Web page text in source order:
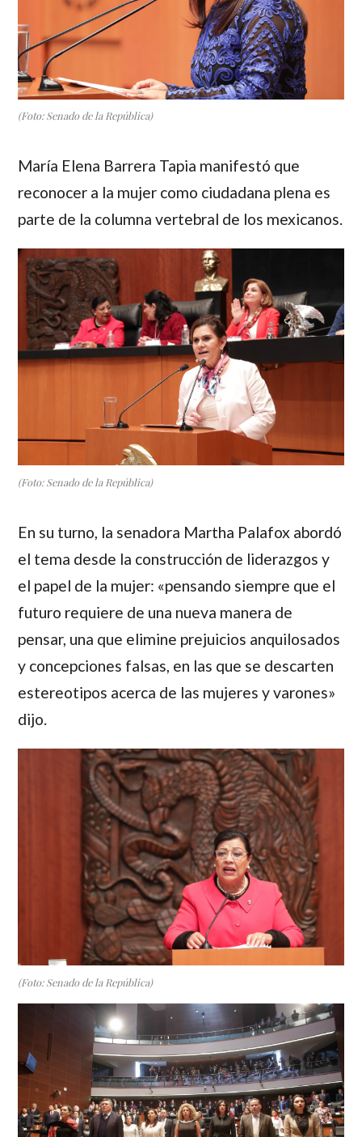
(Foto: Senado de la República)
María Elena Barrera Tapia manifestó que
reconocer a la mujer como ciudadana plena es
parte de la columna vertebral de los mexicanos.
(Foto: Senado de la República)
En su turno, la senadora Martha Palafox abordó
el tema desde la construcción de liderazgos y
el papel de la mujer: «pensando siempre que el
futuro requiere de una nueva manera de
pensar, una que elimine prejuicios anquilosados
y concepciones falsas, en las que se descarten
estereotipos acerca de las mujeres y varones»
dijo.
(Foto: Senado de la República)